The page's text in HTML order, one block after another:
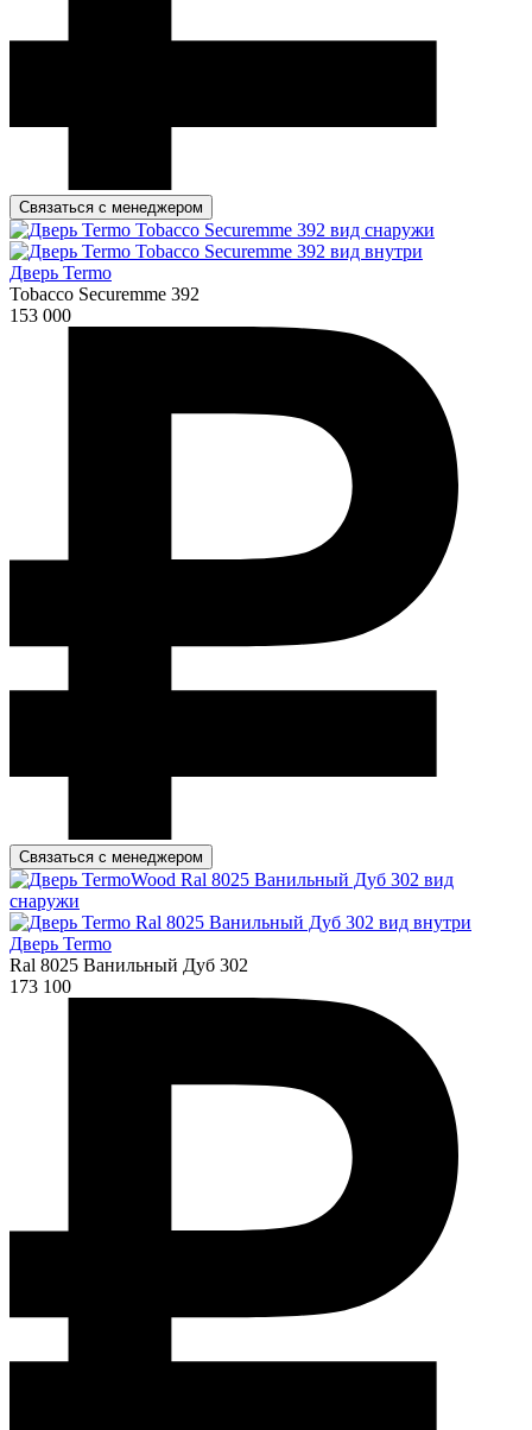
Связаться с менеджером
Дверь Termo
Tobacco Securemme 392
153 000
Связаться с менеджером
Дверь Termo
Ral 8025 Ванильный Дуб 302
173 100